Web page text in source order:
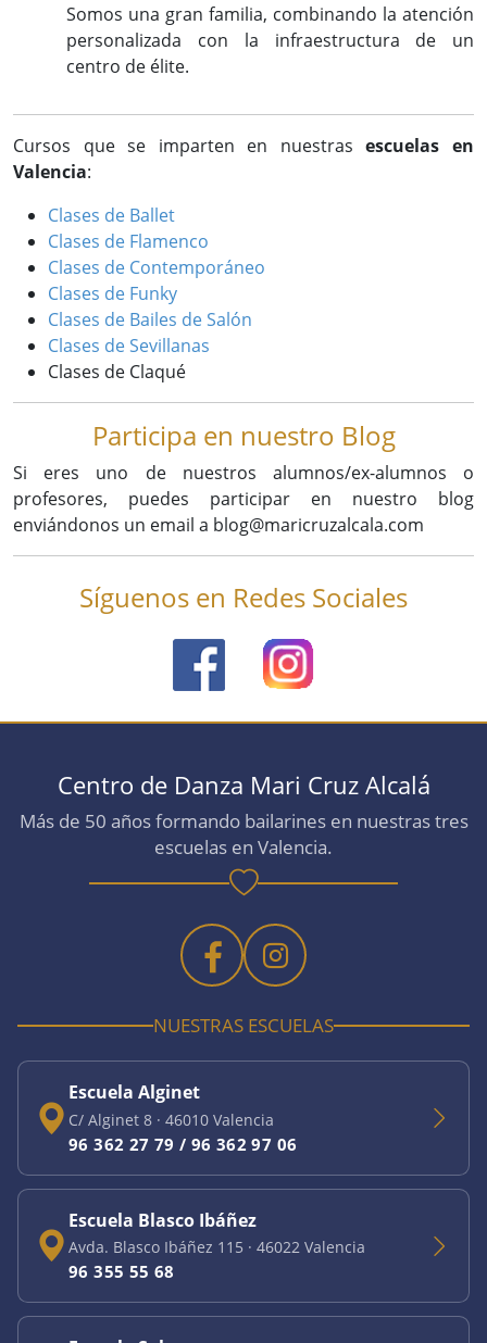
Somos una gran familia, combinando la atención
personalizada con la infraestructura de un
centro de élite.
Cursos que se imparten en nuestrasescuelas en
Valencia:
Clases de Ballet
Clases de Flamenco
Clases de Contemporáneo
Clases de Funky
Clases de Bailes de Salón
Clases de Sevillanas
Clases de Claqué
Participa en nuestro Blog
Si eres uno de nuestros alumnos/ex-alumnos o
profesores, puedes participar en nuestro blog
enviándonos un email a blog@maricruzalcala.com
Síguenos en Redes Sociales
Centro de Danza Mari Cruz Alcalá
Más de 50 años formando bailarines en nuestras tres
escuelas en Valencia.
NUESTRAS ESCUELAS
Escuela Alginet
C/ Alginet 8 · 46010 Valencia
96 362 27 79 / 96 362 97 06
Escuela Blasco Ibáñez
Avda. Blasco Ibáñez 115 · 46022 Valencia
96 355 55 68